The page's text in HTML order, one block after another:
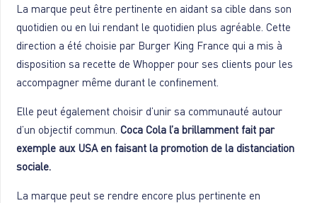
La marque peut être pertinente en aidant sa cible dans son
quotidien ou en lui rendant le quotidien plus agréable. Cette
direction a été choisie par Burger King France qui a mis à
disposition sa recette de Whopper pour ses clients pour les
accompagner même durant le confinement.
Elle peut également choisir d’unir sa communauté autour
d’un objectif commun. Coca Cola l’a brillamment fait par
exemple aux USA en faisant la promotion de la distanciation
sociale.
La marque peut se rendre encore plus pertinente en